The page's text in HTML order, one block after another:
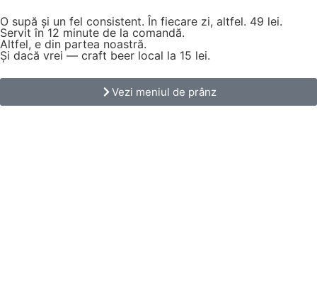
O supă și un fel consistent. În fiecare zi, altfel. 49 lei.
Servit în 12 minute de la comandă.
Altfel, e din partea noastră.
Și dacă vrei — craft beer local la 15 lei.
Vezi meniul de prânz